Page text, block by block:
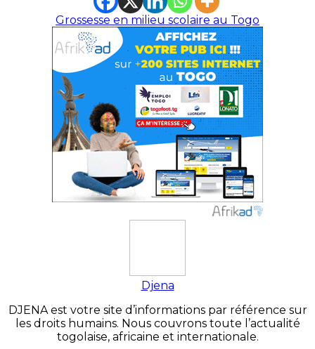
Grossesse en milieu scolaire au Togo
Djena
DJENA est votre site d’informations par référence sur
les droits humains. Nous couvrons toute l’actualité
togolaise, africaine et internationale.